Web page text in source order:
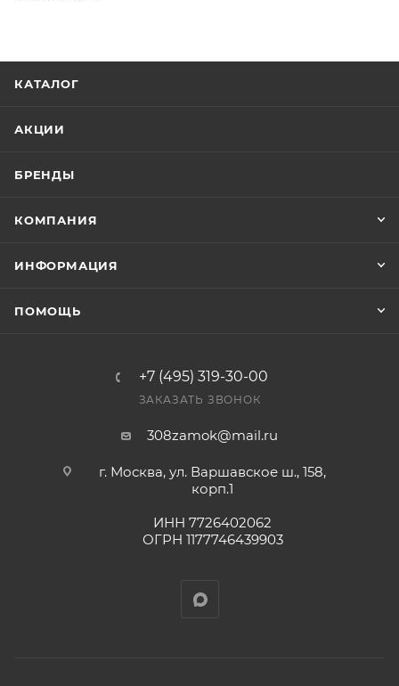
приходит письмо только для подтверждения, что
счете после проверки товара на наличие на складе.
оплата выставленного счета.
КАТАЛОГ
АКЦИИ
БРЕНДЫ
КОМПАНИЯ
ИНФОРМАЦИЯ
ПОМОЩЬ
+7 (495) 319-30-00
ЗАКАЗАТЬ ЗВОНОК
308zamok@mail.ru
г. Москва, ул. Варшавское ш., 158,
корп.1
ИНН 7726402062
ОГРН 1177746439903